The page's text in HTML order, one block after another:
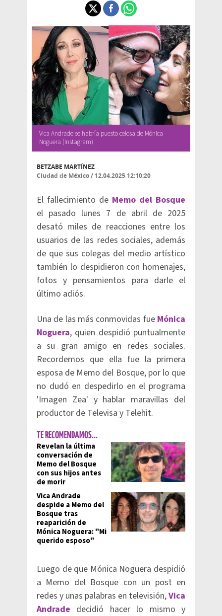
Vica Andrade se habría puesto celosa de Mónica
Noguera (Instagram)
BETZABE MARTÍNEZ
Ciudad de México/ 12.04.2025 12:10:20
El fallecimiento de Memo del Bosque
el pasado lunes 7 de abril de 2025
desató miles de reacciones entre los
usuarios de las redes sociales, además
de que sus colegas del medio artístico
también lo despidieron con homenajes,
fotos y pensamientos para darle el
último adiós.
Una de las más conmovidas fue Mónica
Noguera, quien despidió puntualmente
a su gran amigo en redes sociales.
Recordemos que ella fue la primera
esposa de Memo del Bosque, por lo que
no dudó en despedirlo en el programa
'Imagen Zea' y hablar maravillas del
productor de Televisa y Telehit.
TE RECOMENDAMOS...
Revelan la última
conversación de
Memo del Bosque
con sus hijos antes
de morir
Vica Andrade
despide a Memo del
Bosque tras
reaparición de
Mónica Noguera: "Mi
querido esposo"
Luego de que Mónica Noguera despidió
a Memo del Bosque con un post en
redes y unas palabras en televisión,Vica
Andrade decidió hacer lo mismo y